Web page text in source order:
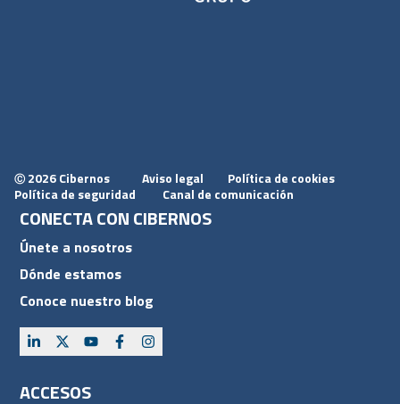
Ⓒ 2026 Cibernos Aviso legal
Política de cookies
Política de seguridad
Canal de comunicación
CONECTA CON CIBERNOS
Únete a nosotros
Dónde estamos
Conoce nuestro blog
ACCESOS